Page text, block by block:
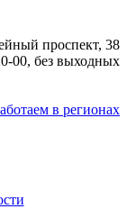
проспект, 38
00, без выходных
в регионах